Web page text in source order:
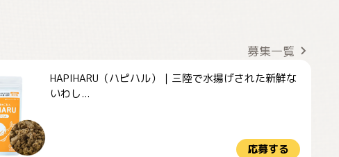
募集一覧
HAPIHARU（ハピハル）｜三陸で水揚げされた新鮮な
いわし...
応募する